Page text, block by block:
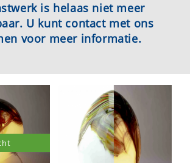
is helaas niet meer
U kunt contact met ons
voor meer informatie.